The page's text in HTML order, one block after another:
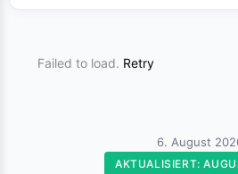
Failed to load. Retry
6. August
AKTUALISIERT: